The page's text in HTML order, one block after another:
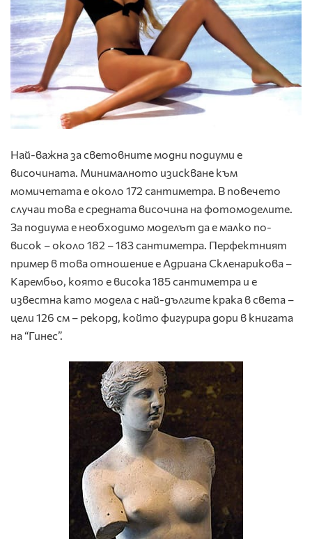
Най-важна за световните модни подиуми е
височината. Минималното изискване към
момичетата е около 172 сантиметра. В повечето
случаи това е средната височина на фотомоделите.
За подиума е необходимо моделът да е малко по-
висок – около 182 – 183 сантиметра. Перфектният
пример в това отношение е Адриана Скленарикова –
Карембьо, която е висока 185 сантиметра и е
известна като модела с най-дългите крака в света –
цели 126 см – рекорд, който фигурира дори в книгата
на “Гинес”.